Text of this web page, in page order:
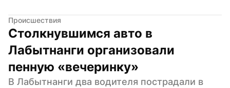
Происшествия
Столкнувшимся авто в
Лабытнанги организовали
пенную «вечеринку»
В Лабытнанги два водителя пострадали в